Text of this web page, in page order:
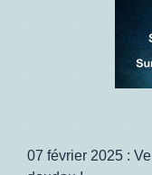
07 février 2025 :